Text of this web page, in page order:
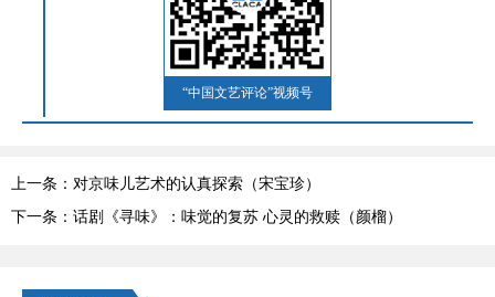
“中国文艺评论”视频号
上一条：对京味儿艺术的认真探索（宋宝珍）
下一条：话剧《寻味》：味觉的复苏 心灵的救赎（颜榴）